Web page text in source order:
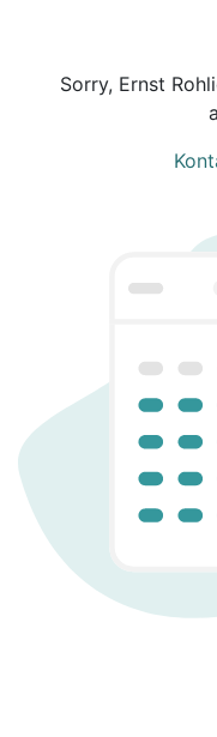
Sorry, Ernst